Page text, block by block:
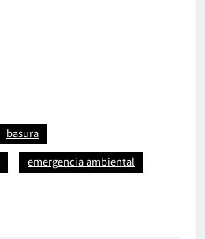
basura
emergencia ambiental